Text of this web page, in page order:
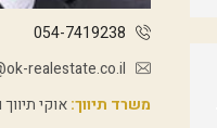
054-7419238
realestate.co.il
משרד תיווך:אוקי